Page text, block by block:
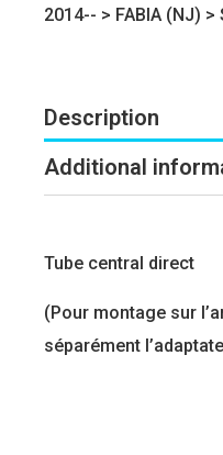
2014-- > FABIA (NJ) >
Description
Additional
Tube central direct
(Pour montage sur
séparément